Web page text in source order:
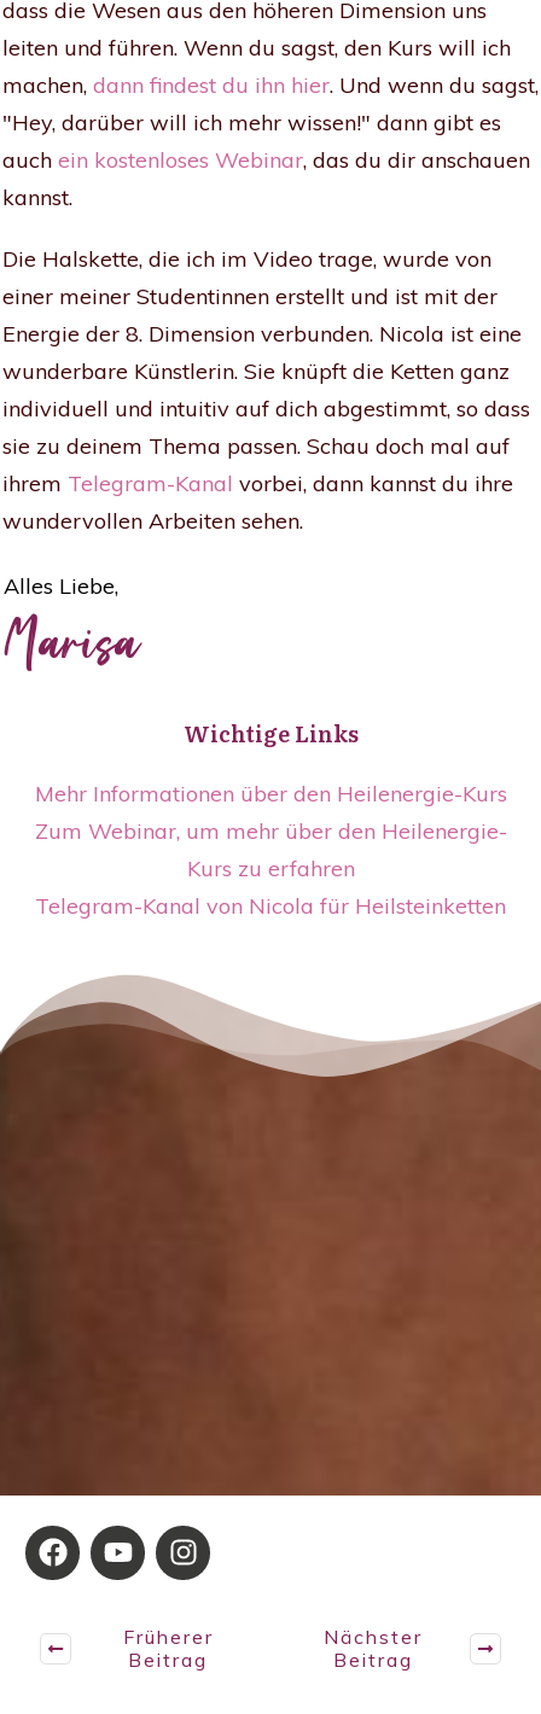
dass die Wesen aus den höheren Dimension uns
leiten und führen. Wenn du sagst, den Kurs will ich
machen, dann findest du ihn hier. Und wenn du sagst,
"Hey, darüber will ich mehr wissen!" dann gibt es
auch ein kostenloses Webinar, das du dir anschauen
kannst.
Die Halskette, die ich im Video trage, wurde von
einer meiner Studentinnen erstellt und ist mit der
Energie der 8. Dimension verbunden. Nicola ist eine
wunderbare Künstlerin. Sie knüpft die Ketten ganz
individuell und intuitiv auf dich abgestimmt, so dass
sie zu deinem Thema passen. Schau doch mal auf
ihrem Telegram-Kanal vorbei, dann kannst du ihre
wundervollen Arbeiten sehen.
Alles Liebe,
Marisa
Wichtige Links
Mehr Informationen über den Heilenergie-Kurs
Zum Webinar, um mehr über den Heilenergie-
Kurs zu erfahren
Telegram-Kanal von Nicola für Heilsteinketten
Früherer
Beitrag
Nächster
Beitrag